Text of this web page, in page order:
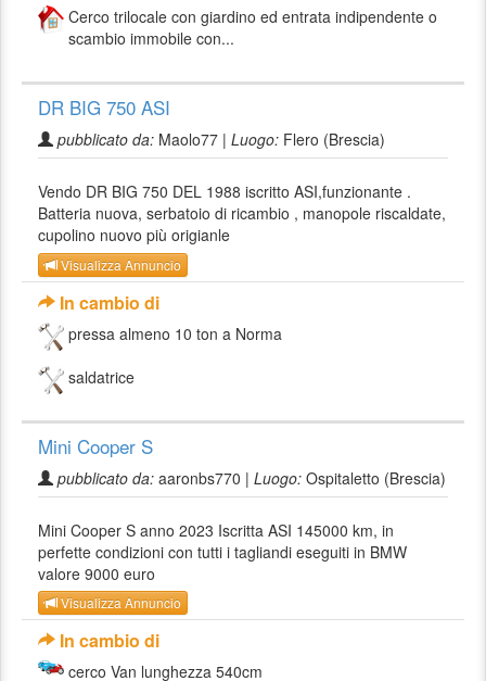
Cerco trilocale con giardino ed entrata indipendente o
scambio immobile con...
DR BIG 750 ASI
pubblicato da: Maolo77 | Luogo: Flero (Brescia)
Vendo DR BIG 750 DEL 1988 iscritto ASI,funzionante .
Batteria nuova, serbatoio di ricambio , manopole riscaldate,
cupolino nuovo più origianle
Visualizza Annuncio
In cambio di
pressa almeno 10 ton a Norma
saldatrice
Mini Cooper S
pubblicato da: aaronbs770 | Luogo: Ospitaletto (Brescia)
Mini Cooper S anno 2023 Iscritta ASI 145000 km, in
perfette condizioni con tutti i tagliandi eseguiti in BMW
valore 9000 euro
Visualizza Annuncio
In cambio di
cerco Van lunghezza 540cm